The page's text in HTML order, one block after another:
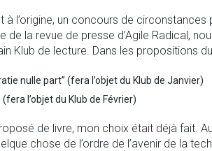
à l’origine, un concours de
de la revue de presse d’Agile Radical,
Klub de lecture. Dans les propositions
nulle part” (fera l’objet du Klub de Janvier)
l’objet du Klub de Février)
de livre, mon choix était déjà fait.
chose de l’ordre de l’avenir de la